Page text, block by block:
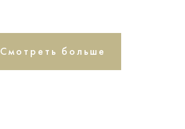
Смотреть больше